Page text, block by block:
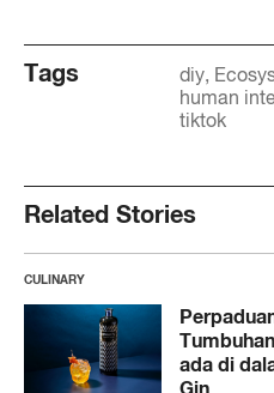
Tags diy
human
tiktok
Related Stories
CULINARY
ada di
Gin